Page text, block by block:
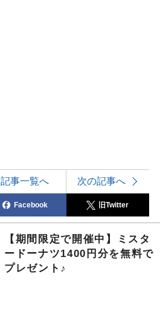
記事一覧へ 次の記事へ
Facebook 旧Twitter
【期間限定で開催中】ミスタ
ードーナツ1400円分を無料で
プレゼント♪